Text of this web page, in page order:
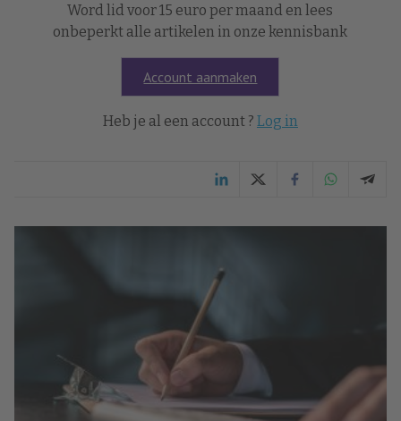
Word lid voor 15 euro per maand en lees
onbeperkt alle artikelen in onze kennisbank
Account aanmaken
Heb je al een account ? Log in